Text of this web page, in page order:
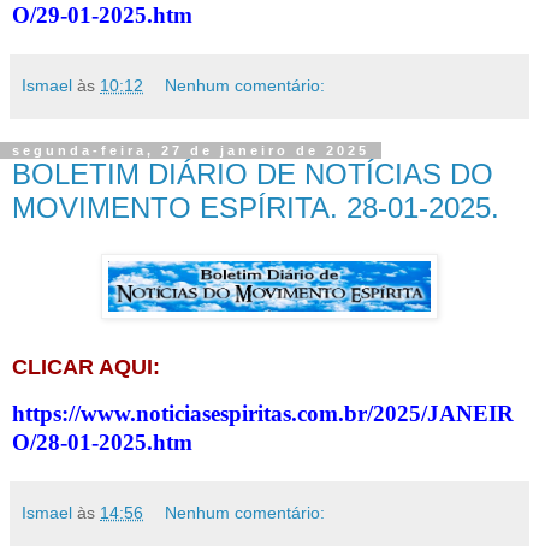
O/29-01-2025.htm
Ismael às 10:12 Nenhum comentário:
segunda-feira, 27 de janeiro de 2025
BOLETIM DIÁRIO DE NOTÍCIAS DO
MOVIMENTO ESPÍRITA. 28-01-2025.
CLICAR AQUI:
https://www.noticiasespiritas.com.br/2025/JANEIR
O/28-01-2025.htm
Ismael às 14:56 Nenhum comentário: